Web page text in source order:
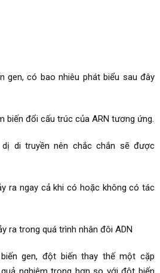
gen, có bao nhiêu phát biểu sau đây
biến đổi cấu trúc của ARN tương ứng.
di truyền nên chắc chắn sẽ được
ra ngay cả khi có hoặc không có tác
ra trong quá trình nhân đôi ADN
gen, đột biến thay thế một cặp